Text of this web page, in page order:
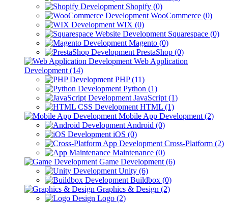
Shopify (0)
WooCommerce (0)
WIX (0)
Squarespace (0)
Magento (0)
PrestaShop (0)
Web Application
Development (14)
PHP (11)
Python (1)
JavaScript (1)
HTML (1)
Mobile App Development (2)
Android (0)
iOS (0)
Cross-Platform (2)
Maintenance (0)
Game Development (6)
Unity (6)
Buildbox (0)
Graphics & Design (2)
Logo (2)